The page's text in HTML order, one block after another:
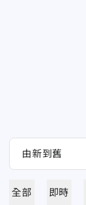
全部 即時